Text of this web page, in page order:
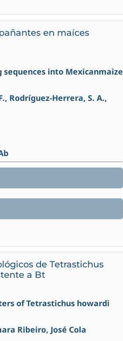
en maíces
into Mexicanmaize
Rodríguez-Herrera, S. A.,
de Tetrastichus
a Bt
of Tetrastichus howardi
Ribeiro, José Cola